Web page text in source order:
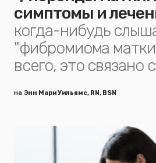
симптомы и
когда-нибудь
"фибромиома
всего, это связано
на Энн Мари Уильямс, RN, BSN